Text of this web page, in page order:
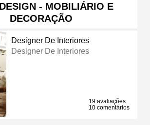
- MOBILIÁRIO E
DECORAÇÃO
Designer De Interiores
Designer De Interiores
19 avaliações
10 comentários